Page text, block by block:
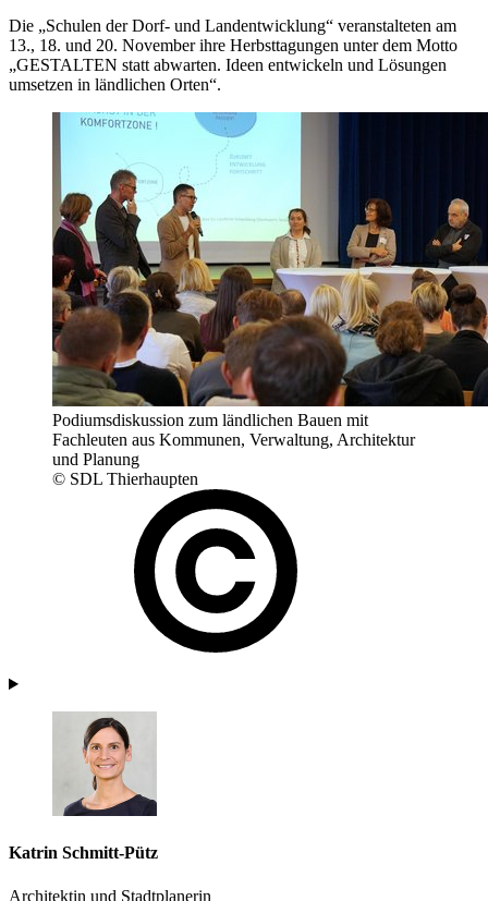
Die „Schulen der Dorf- und Landentwicklung“ veranstalteten am
13., 18. und 20. November ihre Herbsttagungen unter dem Motto
„GESTALTEN statt abwarten. Ideen entwickeln und Lösungen
umsetzen in ländlichen Orten“.
Podiumsdiskussion zum ländlichen Bauen mit
Fachleuten aus Kommunen, Verwaltung, Architektur
und Planung
© SDL Thierhaupten
Katrin Schmitt-Pütz
Architektin und Stadtplanerin